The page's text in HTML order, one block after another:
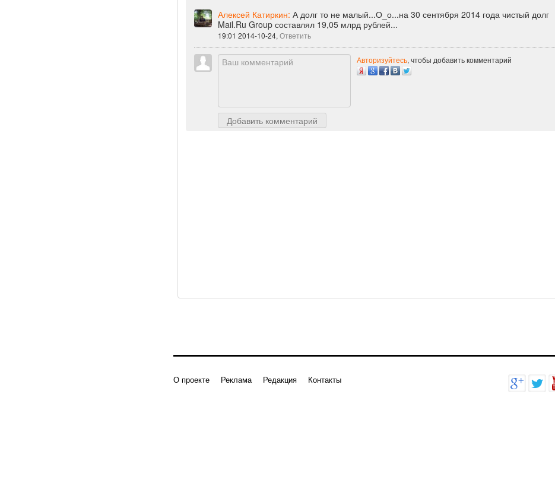
Алексей Катиркин: А долг то не малый...О_о...на 30 сентября 2014 года чистый долг
Mail.Ru Group составлял 19,05 млрд рублей...
19:01 2014-10-24, Ответить
Добавить комментарий
Авторизуйтесь, чтобы добавить комментарий
О проекте Реклама Редакция Контакты